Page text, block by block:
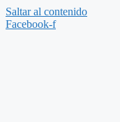
Saltar al contenido
Facebook-f